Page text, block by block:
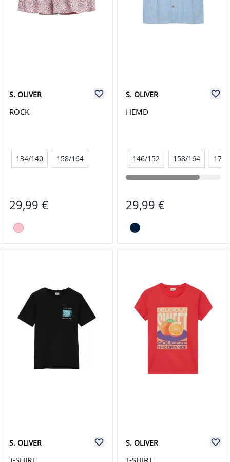
S. OLIVER
ROCK
134/140 158/164
29,99 €
S. OLIVER
HEMD
146/152 158/164
29,99 €
S. OLIVER
T-SHIRT
S. OLIVER
T-SHIRT